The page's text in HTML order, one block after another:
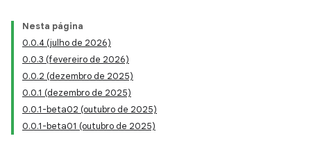
Nesta página
0.0.4 (julho de 2026)
0.0.3 (fevereiro de 2026)
0.0.2 (dezembro de 2025)
0.0.1 (dezembro de 2025)
0.0.1-beta02 (outubro de 2025)
0.0.1-beta01 (outubro de 2025)